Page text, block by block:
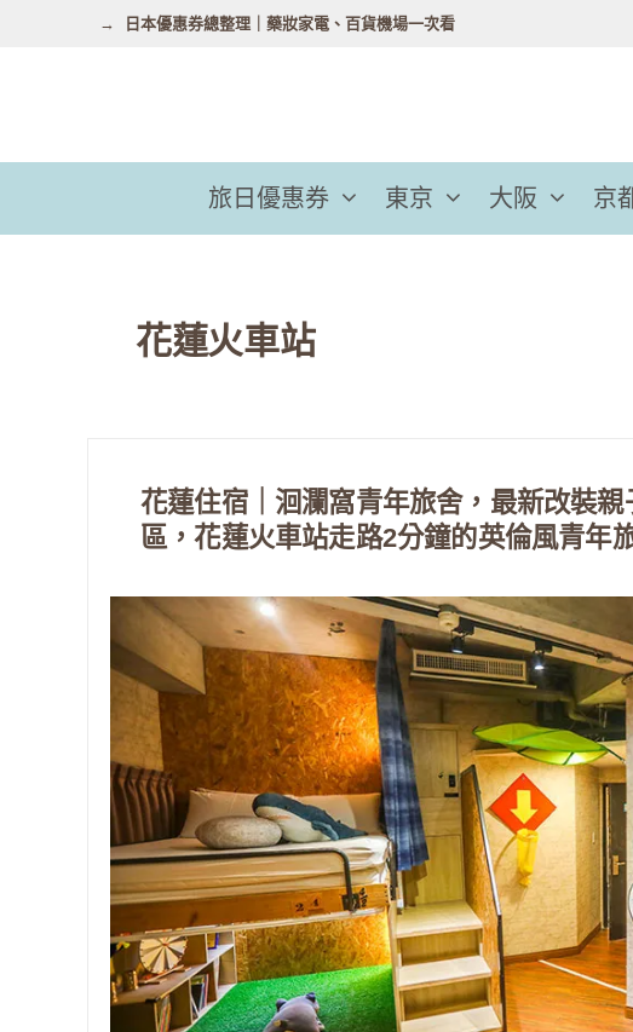
容
日本優惠券總整理｜藥妝家電、百貨機場一次看
旅日優惠券 東京 大阪 京
花蓮火車站
花蓮住宿｜洄瀾窩青年旅舍，最新改裝
區，花蓮火車站走路2分鐘的英倫風青年